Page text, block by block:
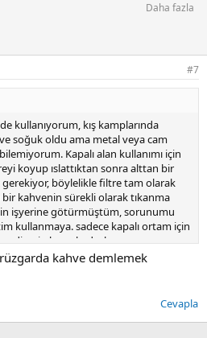
Daha fazla
#7
kullanıyorum, kış kamplarında
soğuk oldu ama metal veya cam
Kapalı alan kullanımı için
koyup ıslattıktan sonra alttan bir
böylelikle filtre tam olarak
kahvenin sürekli olarak tıkanma
işyerine götürmüştüm, sorunumu
kullanmaya. sadece kapalı ortam için
olan arkadaşlar varsa
veya göz ardı edilebilecek bir
kahve demlemek
Cevapla